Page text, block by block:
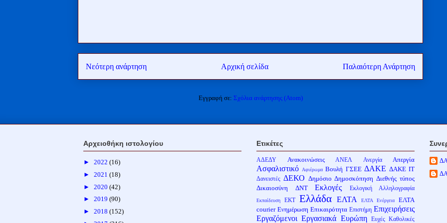
Νεότερη ανάρτηση Παλαιότερη Ανάρτηση
Αρχική σελίδα
Εγγραφή σε: Σχόλια ανάρτησης (Atom)
Αρχειοθήκη ιστολογίου
► 2022 (16)
► 2021 (18)
► 2020 (42)
► 2019 (90)
► 2018 (152)
Ετικέτες
ΑΔΕΔΥ Ανακοινώσεις ΑΝΕΛ Ανεργία Απεργία
Ασφαλιστικό Αφιέρωμα Βουλή ΓΣΕΕ ΔΑΚΕ ΔΑΚΕ ΙΤ
Δανειστές ΔΕΚΟ Δημόσιο Δημοσκόπηση Διεθνής τύπος
Δικαιοσύνη
ΔΝΤ Εκλογές Εκλογική Αλληλογραφία
Εκπαίδευση ΕΚΤ Ελλάδα ΕΛΤΑ ΕΛΤΑ Ενέργεια
ΕΛΤΑ
courier Ενημέρωση Επικαιρότητα Επιστήμη Επιχειρήσεις
Εργαζόμενοι Εργασιακά Ευρώπη Ευχές Καθολικές